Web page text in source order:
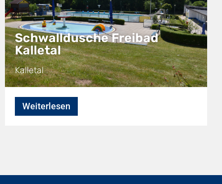
Schwalldusche Freibad
Kalletal
Kalletal
Weiterlesen